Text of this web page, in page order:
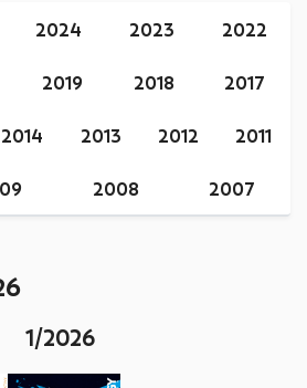
2024 2023 2022
2019 2018 2017
2014 2013 2012 2011
2008 2007
1/2026